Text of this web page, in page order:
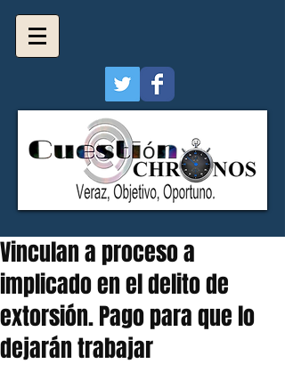
Vinculan a proceso a
implicado en el delito de
extorsión. Pago para que lo
dejarán trabajar